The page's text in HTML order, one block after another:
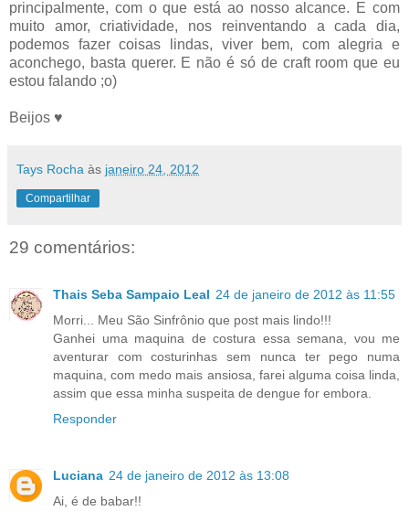
principalmente, com o que está ao nosso alcance. E com
muito amor, criatividade, nos reinventando a cada dia,
podemos fazer coisas lindas, viver bem, com alegria e
aconchego, basta querer. E não é só de craft room que eu
estou falando ;o)
Beijos ♥
Tays Rocha às janeiro 24, 2012
Compartilhar
29 comentários:
Thais Seba Sampaio Leal 24 de janeiro de 2012 às 11:55
Morri... Meu São Sinfrônio que post mais lindo!!!
Ganhei uma maquina de costura essa semana, vou me
aventurar com costurinhas sem nunca ter pego numa
maquina, com medo mais ansiosa, farei alguma coisa linda,
assim que essa minha suspeita de dengue for embora.
Responder
Luciana 24 de janeiro de 2012 às 13:08
Ai, é de babar!!